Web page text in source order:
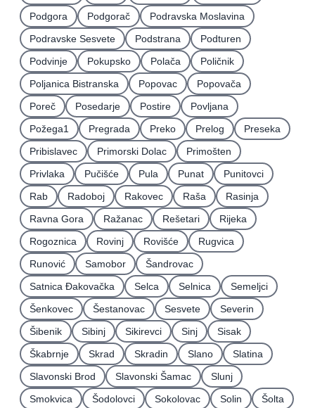
Podgora
Podgorač
Podravska Moslavina
Podravske Sesvete
Podstrana
Podturen
Podvinje
Pokupsko Polača
Poličnik
Poljanica Bistranska
Popovac
Popovača
Poreč
Posedarje Postire
Povljana
Požega1
Pregrada Preko Prelog
Preseka
Pribislavec
Primorski Dolac
Primošten
Privlaka
Pučišće Pula Punat
Punitovci
Rab
Radoboj Rakovec Raša
Rasinja
Ravna Gora
Ražanac Rešetari
Rijeka
Rogoznica
Rovinj Rovišće
Rugvica
Runović
Samobor
Šandrovac
Satnica Ðakovačka
Selca Selnica
Semeljci
Šenkovec
Šestanovac Sesvete
Severin
Šibenik
Sibinj Sikirevci Sinj
Sisak
Škabrnje
Skrad Skradin Slano
Slatina
Slavonski Brod
Slavonski Šamac
Slunj
Smokvica
Šodolovci Sokolovac Solin
Šolta